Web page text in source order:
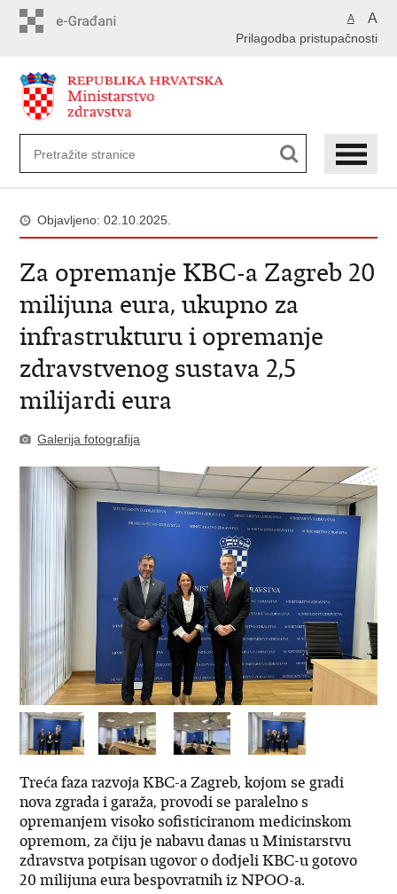
A A
Prilagodba pristupačnosti
Objavljeno: 02.10.2025.
Za opremanje KBC-a Zagreb 20
milijuna eura, ukupno za
infrastrukturu i opremanje
zdravstvenog sustava 2,5
milijardi eura
Galerija fotografija
Treća faza razvoja KBC-a Zagreb, kojom se gradi
nova zgrada i garaža, provodi se paralelno s
opremanjem visoko sofisticiranom medicinskom
opremom, za čiju je nabavu danas u Ministarstvu
zdravstva potpisan ugovor o dodjeli KBC-u gotovo
20 milijuna eura bespovratnih iz NPOO-a.